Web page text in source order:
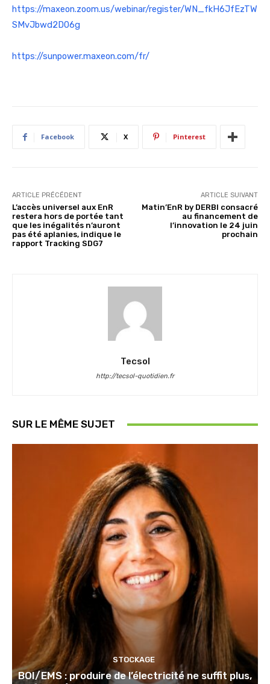
https://maxeon.zoom.us/webinar/register/WN_fkH6JfEzTW
SMvJbwd2D06g
https://sunpower.maxeon.com/fr/
Facebook X Pinterest
ARTICLE PRÉCÉDENT
L’accès universel aux EnR
restera hors de portée tant
que les inégalités n’auront
pas été aplanies, indique le
rapport Tracking SDG7
ARTICLE SUIVANT
Matin’EnR by DERBI consacré
au financement de
l’innovation le 24 juin
prochain
Tecsol
http://tecsol-quotidien.fr
SUR LE MÊME SUJET
STOCKAGE
BOI/EMS : produire de l’électricité ne suffit plus,